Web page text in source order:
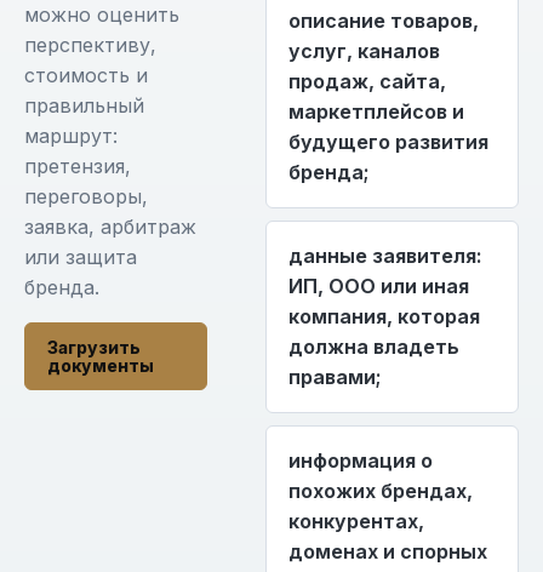
можно оценить
перспективу,
стоимость и
правильный
маршрут:
претензия,
переговоры,
заявка, арбитраж
или защита
бренда.
Загрузить
документы
описание товаров,
услуг, каналов
продаж, сайта,
маркетплейсов и
будущего развития
бренда;
данные заявителя:
ИП, ООО или иная
компания, которая
должна владеть
правами;
информация о
похожих брендах,
конкурентах,
доменах и спорных